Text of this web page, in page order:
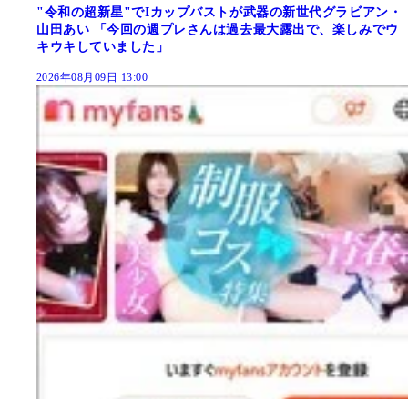
"令和の超新星"でIカップバストが武器の新世代グラビアン・
山田あい 「今回の週プレさんは過去最大露出で、楽しみでウ
キウキしていました」
2026年08月09日 13:00